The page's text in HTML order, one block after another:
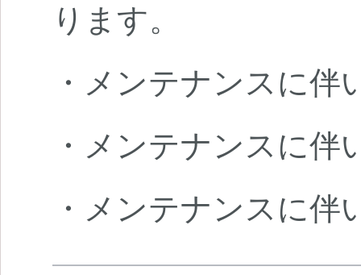
ります。
・メンテナンスに
・メンテナンスに
・メンテナンスに